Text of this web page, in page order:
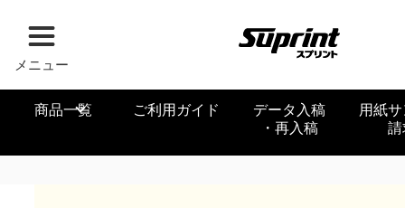
メニュー
商品一覧 ご利用ガイド
データ入稿
・再入稿
用紙
請